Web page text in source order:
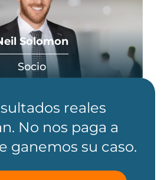
Solomon
Socio
reales
No nos paga a
ganemos su caso.